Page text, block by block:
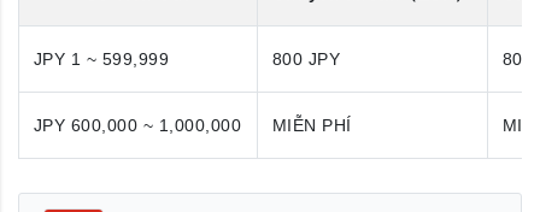
JPY 1 ~ 599,999 800 JPY 800
JPY 600,000 ~ 1,000,000 MIỄN PHÍ